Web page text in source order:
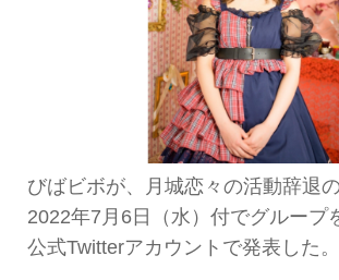
びばビボが、月城恋々の活動辞退
2022年7月6日（水）付でグループ
公式Twitterアカウントで発表した。